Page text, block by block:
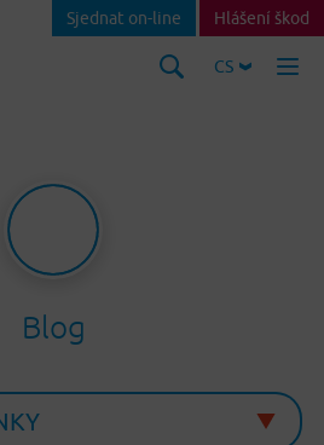
CS
Sjednat on-line Hlášení škod
Blog